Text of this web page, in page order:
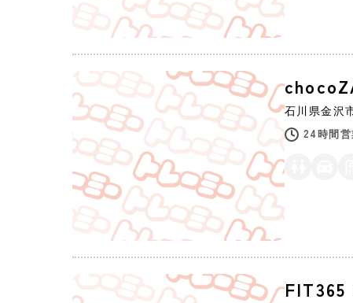
石川県金沢
24時間営
FIT365